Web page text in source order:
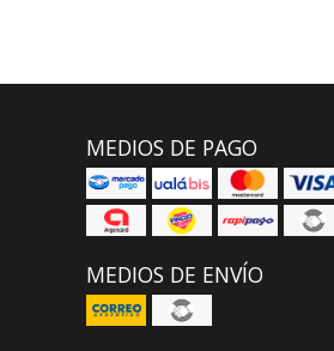
MEDIOS DE PAGO
MEDIOS DE ENVÍO